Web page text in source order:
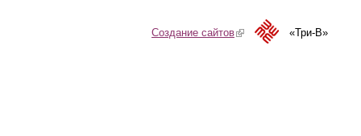
Создание сайтов(link is external)«Три-В»